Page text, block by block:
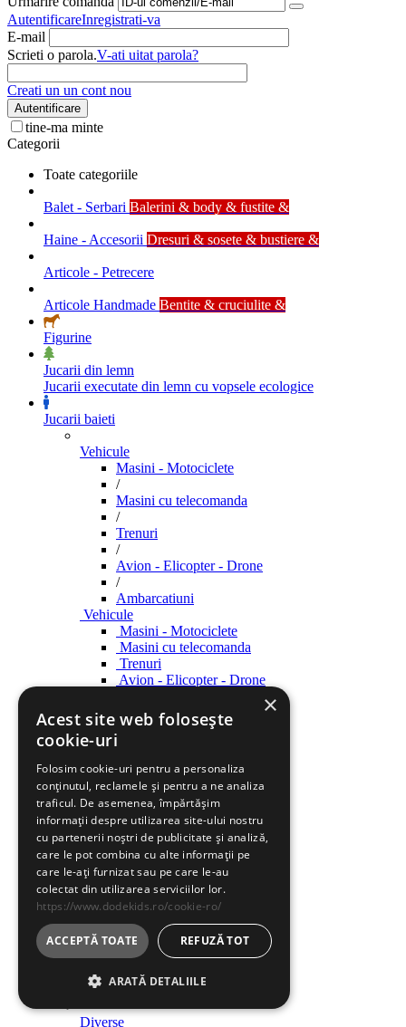
AutentificareInregistrati-va
E-mail
Scrieti o parola.V-ati uitat parola?
Creati un un cont nou
Autentificare
tine-ma minte
Categorii
Toate categoriile
Balet - Serbari Balerini & body & fustite &
Haine - Accesorii Dresuri & sosete & bustiere &
Articole - Petrecere
Articole Handmade Bentite & cruciulite &
Figurine
Jucarii din lemn
Jucarii executate din lemn cu vopsele ecologice
Jucarii baieti
Vehicule
Masini - Motociclete
/
Masini cu telecomanda
/
Trenuri
/
Avion - Elicopter - Drone
/
Ambarcatiuni
Vehicule
Masini - Motociclete
Masini cu telecomanda
Trenuri
Avion - Elicopter - Drone
Roboti
Roboti
Creatie
Creatie
Indemanare
Indemanare
Arme
Arme
Parcari / Circuite
Parcari / Circuite
Jucarii rol
Jucarii rol
Diverse
×
Acest site web folosește
cookie-uri
Folosim cookie-uri pentru a personaliza
conținutul, reclamele și pentru a ne analiza
traficul. De asemenea, împărtășim
informații despre utilizarea site-ului nostru
cu partenerii noștri de publicitate și analiză,
care le pot combina cu alte informații pe
care le-ați furnizat sau pe care le-au
colectat din utilizarea serviciilor lor.
https://www.dodekids.ro/cookie-ro/
ACCEPTĂ TOATE REFUZĂ TOT
ARATĂ DETALIILE